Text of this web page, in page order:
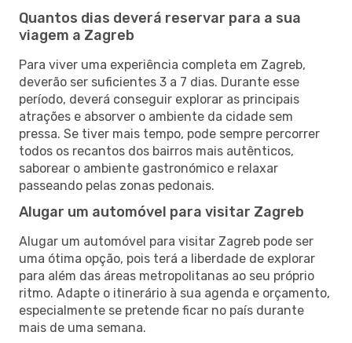
Quantos dias deverá reservar para a sua
viagem a Zagreb
Para viver uma experiência completa em Zagreb,
deverão ser suficientes 3 a 7 dias. Durante esse
período, deverá conseguir explorar as principais
atrações e absorver o ambiente da cidade sem
pressa. Se tiver mais tempo, pode sempre percorrer
todos os recantos dos bairros mais autênticos,
saborear o ambiente gastronómico e relaxar
passeando pelas zonas pedonais.
Alugar um automóvel para visitar Zagreb
Alugar um automóvel para visitar Zagreb pode ser
uma ótima opção, pois terá a liberdade de explorar
para além das áreas metropolitanas ao seu próprio
ritmo. Adapte o itinerário à sua agenda e orçamento,
especialmente se pretende ficar no país durante
mais de uma semana.